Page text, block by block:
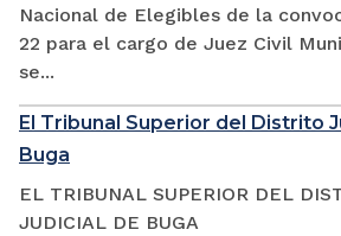
Nacional de Elegibles de la
22 para el cargo de Juez Civil
se...
El Tribunal Superior del Distrito
Buga
EL TRIBUNAL SUPERIOR DEL
JUDICIAL DE BUGA